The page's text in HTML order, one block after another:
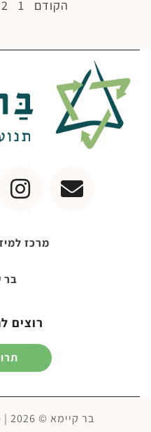
הקודם 1
2
מרכז
בר
רוצים
בר קיימא © 2026 | A